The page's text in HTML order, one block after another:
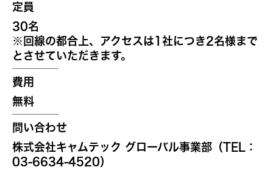
定員
30名
※回線の都合上、アクセスは1社につき2名様まで
とさせていただきます。
費用
無料
問い合わせ
株式会社キャムテック グローバル事業部（TEL：
03-6634-4520）